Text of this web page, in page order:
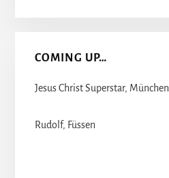
COMING UP…
Jesus Christ Superstar, München
Rudolf, Füssen